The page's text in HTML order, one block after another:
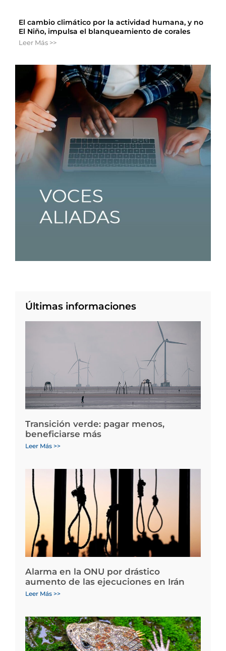
El cambio climático por la actividad humana, y no
El Niño, impulsa el blanqueamiento de corales
Leer Más >>
Últimas informaciones
Transición verde: pagar menos,
beneficiarse más
Leer Más >>
Alarma en la ONU por drástico
aumento de las ejecuciones en Irán
Leer Más >>